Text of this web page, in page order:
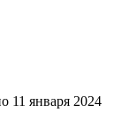
11 января 2024